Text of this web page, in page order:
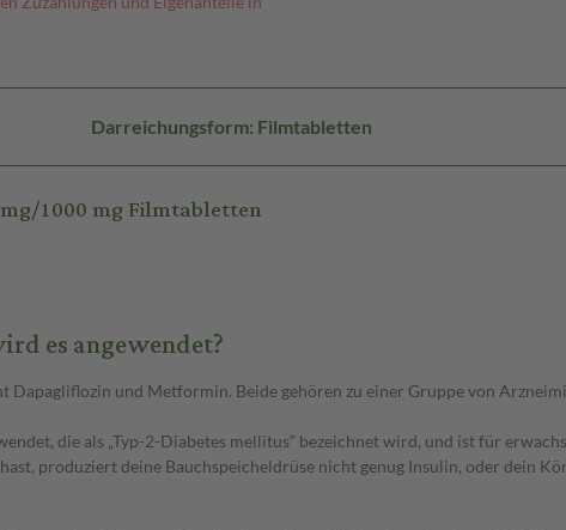
Darreichungsform: Filmtabletten
1000 mg Filmtabletten
es angewendet?
und Metformin. Beide gehören zu einer Gruppe von
die als „Typ-2-Diabetes mellitus“ bezeichnet wird, und ist für
produziert deine Bauchspeicheldrüse nicht genug Insulin, oder dein